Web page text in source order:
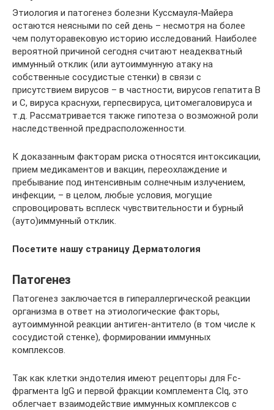
Этиология и патогенез болезни Куссмауля-Майера
остаются неясными по сей день – несмотря на более
чем полуторавековую историю исследований. Наиболее
вероятной причиной сегодня считают неадекватный
иммунный отклик (или аутоиммунную атаку на
собственные сосудистые стенки) в связи с
присутствием вирусов – в частности, вирусов гепатита В
и С, вируса краснухи, герпесвируса, цитомегаловируса и
т.д. Рассматривается также гипотеза о возможной роли
наследственной предрасположенности.
К доказанным факторам риска относятся интоксикации,
прием медикаментов и вакцин, переохлаждение и
пребывание под интенсивным солнечным излучением,
инфекции, – в целом, любые условия, могущие
спровоцировать всплеск чувствительности и бурный
(ауто)иммунный отклик.
Посетите нашу страницу Дерматология
Патогенез
Патогенез заключается в гипераллергической реакции
организма в ответ на этиологические факторы,
аутоиммунной реакции антиген-антитело (в том числе к
сосудистой стенке), формировании иммунных
комплексов.
Так как клетки эндотелия имеют рецепторы для Fc-
фрагмента IgG и первой фракции комплемента Clq, это
облегчает взаимодействие иммунных комплексов с